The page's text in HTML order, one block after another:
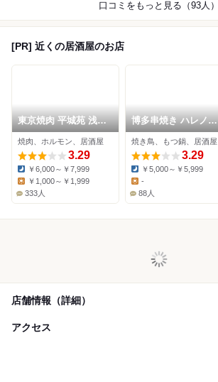
口コミをもっと見る（93人）
[PR] 近くの居酒屋のお店
東京焼肉 平城苑 浅草
総本店
焼肉、ホルモン、居酒屋
3.29
Dinner:
￥6,000～￥7,999
￥1,000～￥1,999
333人
博多串焼き ハレノイ
チ
焼き鳥、もつ鍋、居酒屋
3.29
Dinner:
￥5,000～￥5,999
Lunch:
-
88人
店舗情報（詳細）
アクセス